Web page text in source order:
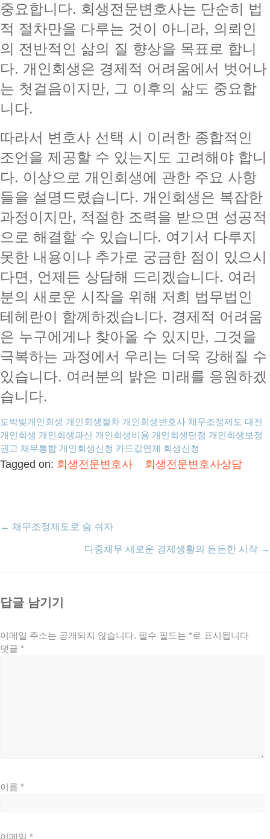
중요합니다. 회생전문변호사는 단순히 법
적 절차만을 다루는 것이 아니라, 의뢰인
의 전반적인 삶의 질 향상을 목표로 합니
다. 개인회생은 경제적 어려움에서 벗어나
는 첫걸음이지만, 그 이후의 삶도 중요합
니다.
따라서 변호사 선택 시 이러한 종합적인
조언을 제공할 수 있는지도 고려해야 합니
다. 이상으로 개인회생에 관한 주요 사항
들을 설명드렸습니다. 개인회생은 복잡한
과정이지만, 적절한 조력을 받으면 성공적
으로 해결할 수 있습니다. 여기서 다루지
못한 내용이나 추가로 궁금한 점이 있으시
다면, 언제든 상담해 드리겠습니다. 여러
분의 새로운 시작을 위해 저희 법무법인
테헤란이 함께하겠습니다. 경제적 어려움
은 누구에게나 찾아올 수 있지만, 그것을
극복하는 과정에서 우리는 더욱 강해질 수
있습니다. 여러분의 밝은 미래를 응원하겠
습니다.
도박빚개인회생 개인회생절차 개인회생변호사 채무조정제도 대전
개인회생 개인회생파산 개인회생비용 개인회생단점 개인회생보정
권고 채무통합 개인회생신청 카드값연체 회생신청
Tagged on: 회생전문변호사 회생전문변호사상담
← 채무조정제도로 숨 쉬자
다중채무 새로운 경제생활의 든든한 시작 →
답글 남기기
이메일 주소는 공개되지 않습니다. 필수 필드는 *로 표시됩니다
댓글 *
이름 *
이메일 *